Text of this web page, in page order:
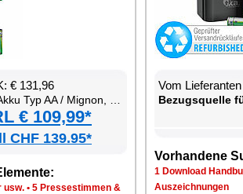
€ 131,96
AA / Mi­gnon, mit USB-C-La­de­box
€ 109,99*
CHF 139.95*
usw. • 5 Pres­se­stim­men &
Vom
Be­zugs­quel­le
Vor­han­de­ne
1 Down­load
Aus­zeich­nun­gen